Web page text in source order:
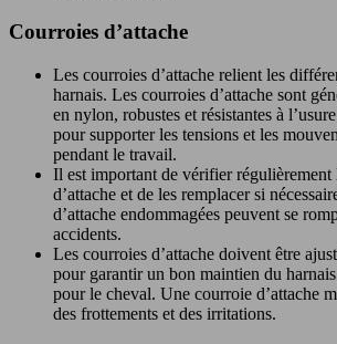
Courroies d’attache
Les courroies d’attache relient les
harnais. Les courroies d’attache sont
en nylon, robustes et résistantes à
pour supporter les tensions et les
pendant le travail.
Il est important de vérifier régulièrement
d’attache et de les remplacer si
d’attache endommagées peuvent se
accidents.
Les courroies d’attache doivent être
pour garantir un bon maintien du
pour le cheval. Une courroie d’attache
des frottements et des irritations.